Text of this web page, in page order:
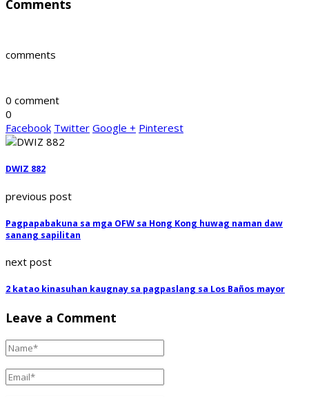
Comments
comments
0 comment
0
Facebook Twitter Google + Pinterest
DWIZ 882
previous post
Pagpapabakuna sa mga OFW sa Hong Kong huwag naman daw
sanang sapilitan
next post
2 katao kinasuhan kaugnay sa pagpaslang sa Los Baños mayor
Leave a Comment